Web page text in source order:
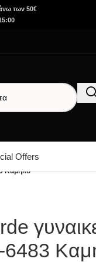
των 50€
Offers
Καμήλο
6483